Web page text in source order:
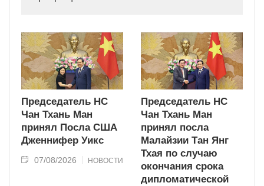
Председатель НС
Чан Тхань Ман
принял Посла США
Дженнифер Уикс
07/08/2026 НОВОСТИ
Председатель НС
Чан Тхань Ман
принял посла
Малайзии Тан Янг
Тхая по случаю
окончания срока
дипломатической